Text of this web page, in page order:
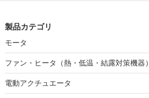
製品カテゴリ
モータ
ファン・ヒータ（熱・低温・結露対策機器）
電動アクチュエータ